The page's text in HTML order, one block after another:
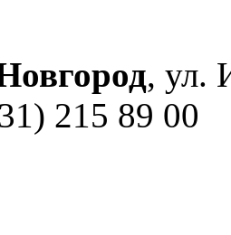
, ул.
215 89 00